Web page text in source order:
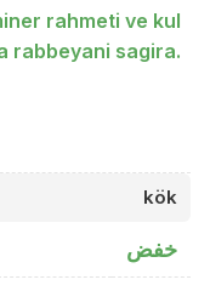
rahmeti ve kul
rabbeyani sagira.
kök
خفض